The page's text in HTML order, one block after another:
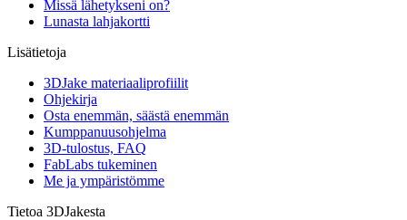
Missä lähetykseni on?
Lunasta lahjakortti
Lisätietoja
3DJake materiaaliprofiilit
Ohjekirja
Osta enemmän, säästä enemmän
Kumppanuusohjelma
3D-tulostus, FAQ
FabLabs tukeminen
Me ja ympäristömme
Tietoa 3DJakesta